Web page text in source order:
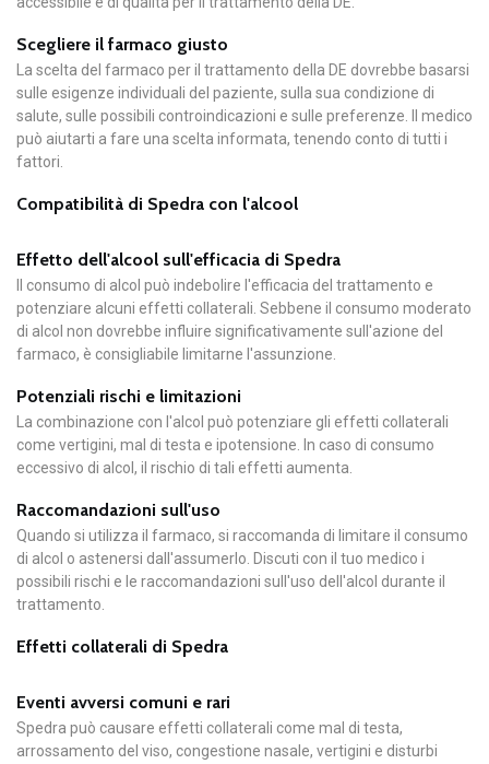
Scegliere il farmaco giusto
La scelta del farmaco per il trattamento della DE dovrebbe basarsi
sulle esigenze individuali del paziente, sulla sua condizione di
salute, sulle possibili controindicazioni e sulle preferenze. Il medico
può aiutarti a fare una scelta informata, tenendo conto di tutti i
fattori.
Compatibilità di Spedra con l'alcool
Effetto dell'alcool sull'efficacia di Spedra
Il consumo di alcol può indebolire l'efficacia del trattamento e
potenziare alcuni effetti collaterali. Sebbene il consumo moderato
di alcol non dovrebbe influire significativamente sull'azione del
farmaco, è consigliabile limitarne l'assunzione.
Potenziali rischi e limitazioni
La combinazione con l'alcol può potenziare gli effetti collaterali
come vertigini, mal di testa e ipotensione. In caso di consumo
eccessivo di alcol, il rischio di tali effetti aumenta.
Raccomandazioni sull'uso
Quando si utilizza il farmaco, si raccomanda di limitare il consumo
di alcol o astenersi dall'assumerlo. Discuti con il tuo medico i
possibili rischi e le raccomandazioni sull'uso dell'alcol durante il
trattamento.
Effetti collaterali di Spedra
Eventi avversi comuni e rari
Spedra può causare effetti collaterali come mal di testa,
arrossamento del viso, congestione nasale, vertigini e disturbi